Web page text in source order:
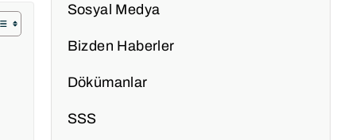
Sosyal Medya
Bizden Haberler
Dökümanlar
SSS